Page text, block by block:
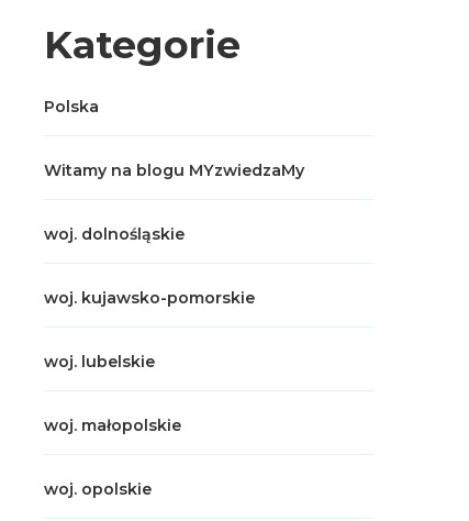
Kategorie
Polska
Witamy na blogu MYzwiedzaMy
woj. dolnośląskie
woj. kujawsko-pomorskie
woj. lubelskie
woj. małopolskie
woj. opolskie